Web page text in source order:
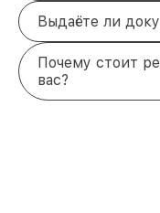
Выдаёте ли
Почему стоит
вас?